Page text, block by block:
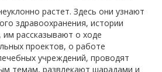
растет. Здесь они узнают
здравоохранения, истории
им рассказывают о ходе
проектов, о работе
учреждений, проводят
темам, развлекают шарадами и